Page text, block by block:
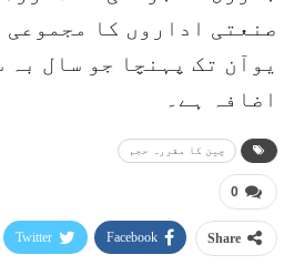
اضافہ ہے۔
چین کا مقررہ حجم
0
Share
Facebook
Twitter